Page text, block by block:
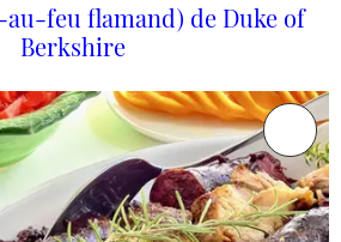
feu flamand) de Duke of
Berkshire